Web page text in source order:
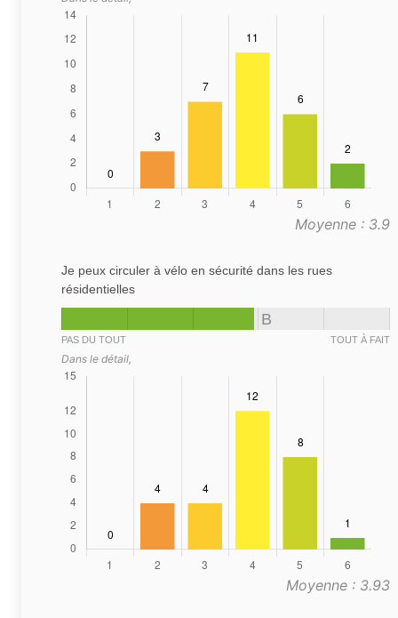
Moyenne : 3.9
Je peux circuler à vélo en sécurité dans les rues
résidentielles
B
PAS DU TOUT TOUT À FAIT
Dans le détail,
Moyenne : 3.93